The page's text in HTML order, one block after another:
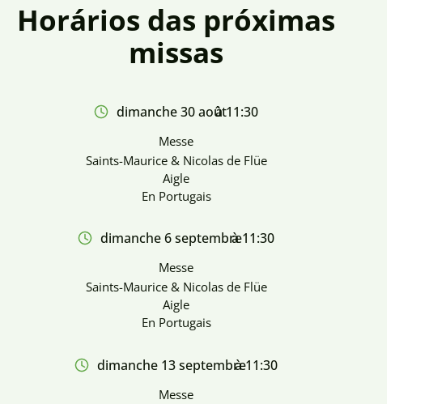
Horários das próximas
missas
dimanche 30 aoûtà 11:30
Messe
Saints-Maurice & Nicolas de Flüe
Aigle
En Portugais
dimanche 6 septembreà 11:30
Messe
Saints-Maurice & Nicolas de Flüe
Aigle
En Portugais
dimanche 13 septembreà 11:30
Messe